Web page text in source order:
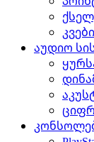
აუდიო